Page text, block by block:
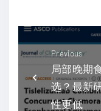
Previous
局部晚期
选？最新
性更低